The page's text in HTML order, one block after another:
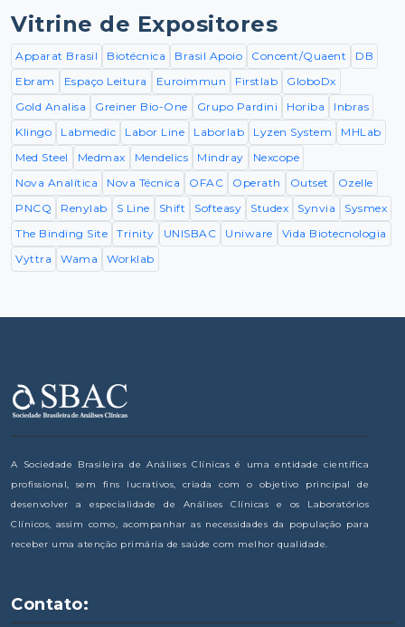
Vitrine de Expositores
Apparat Brasil Biotécnica Brasil Apoio Concent/Quaent
DB
Ebram
Espaço Leitura Euroimmun Firstlab
GloboDx
Gold Analisa
Greiner Bio-One Grupo Pardini Horiba
Inbras
Klingo
Labmedic Labor Line Laborlab Lyzen System
MHLab
Med Steel
Medmax Mendelics Mindray
Nexcope
Nova Analítica
Nova Técnica OFAC Operath Outset
Ozelle
PNCQ
Renylab S Line Shift Softeasy Studex Synvia
Sysmex
The Binding Site
Trinity UNISBAC Uniware
Vida Biotecnologia
Vyttra
Wama Worklab
A Sociedade Brasileira de Análises Clínicas é uma entidade científica
profissional, sem fins lucrativos, criada com o objetivo principal de
desenvolver a especialidade de Análises Clínicas e os Laboratórios
Clínicos, assim como, acompanhar as necessidades da população para
receber uma atenção primária de saúde com melhor qualidade.
Contato: